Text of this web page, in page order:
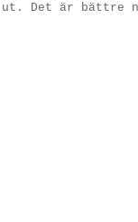
Det är bättre